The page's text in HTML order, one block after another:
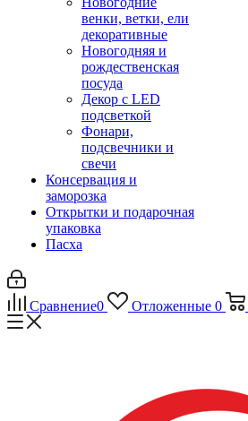
венки, ветки, ели
декоративные
Новогодняя и
рождественская
посуда
Декор с LED
подсветкой
Фонари,
подсвечники и
свечи
Консервация и
заморозка
Открытки и подарочная
упаковка
Пасха
Сравнение0 Отложенные 0